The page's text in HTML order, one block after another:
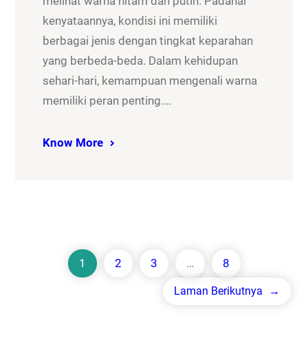
kenyataannya, kondisi ini memiliki
berbagai jenis dengan tingkat keparahan
yang berbeda-beda. Dalam kehidupan
sehari-hari, kemampuan mengenali warna
memiliki peran penting.…
Know More
1 2 3 … 8
Laman Berikutnya →